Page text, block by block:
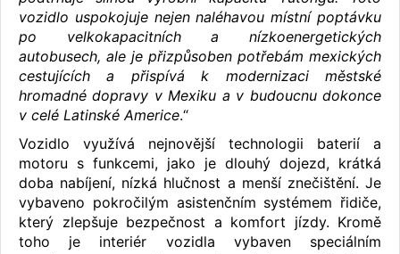
vozidlo uspokojuje nejen naléhavou místní poptávku
po velkokapacitních a nízkoenergetických
autobusech, ale je přizpůsoben potřebám mexických
cestujících a přispívá k modernizaci městské
hromadné dopravy v Mexiku a v budoucnu dokonce
v celé Latinské Americe.“
Vozidlo využívá nejnovější technologii baterií a
motoru s funkcemi, jako je dlouhý dojezd, krátká
doba nabíjení, nízká hlučnost a menší znečištění. Je
vybaveno pokročilým asistenčním systémem řidiče,
který zlepšuje bezpečnost a komfort jízdy. Kromě
toho je interiér vozidla vybaven speciálním